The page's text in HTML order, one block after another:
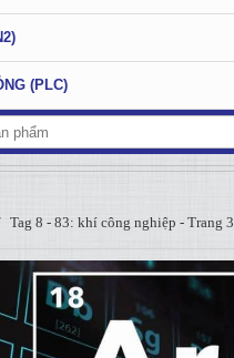
(PLC)
Tag 8 - 83: khí công nghiệp - Trang 3